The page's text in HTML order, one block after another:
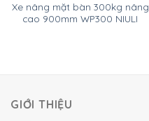
Xe nâng mặt bàn 300kg nâng
cao 900mm WP300 NIULI
GIỚI THIỆU